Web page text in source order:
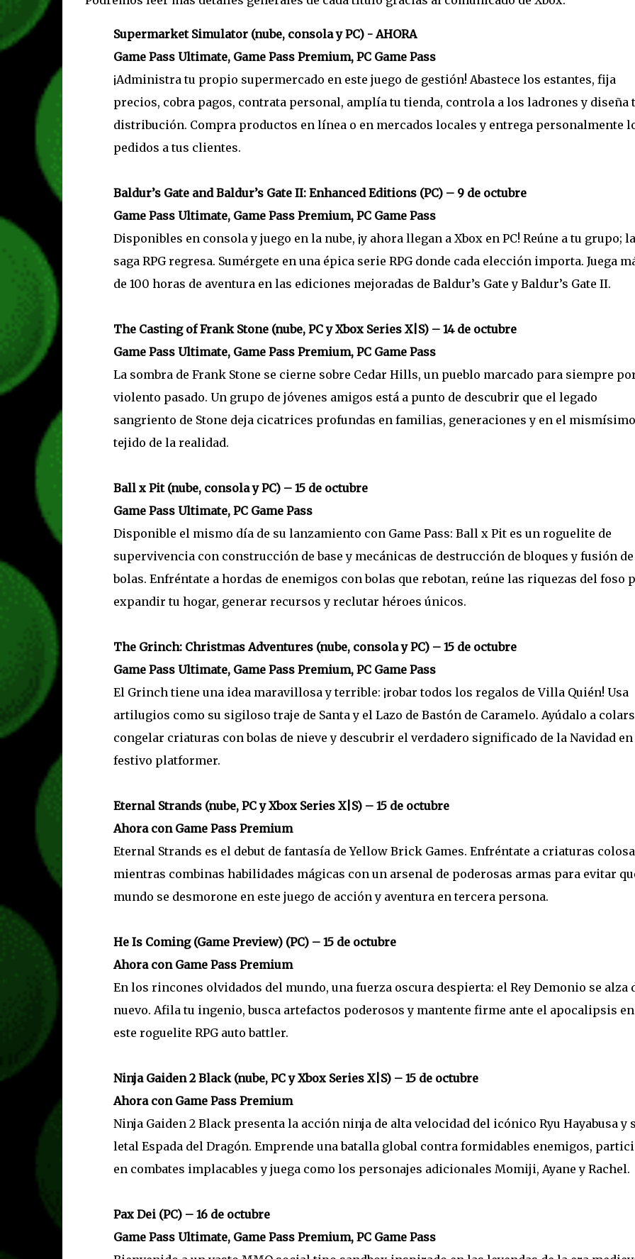
Supermarket Simulator (nube, consola y PC) - AHORA
Game Pass Ultimate, Game Pass Premium, PC Game Pass
¡Administra tu propio supermercado en este juego de gestión! Abastece los estantes, fija
precios, cobra pagos, contrata personal, amplía tu tienda, controla a los ladrones y diseña
distribución. Compra productos en línea o en mercados locales y entrega personalmente
pedidos a tus clientes.
Baldur’s Gate and Baldur’s Gate II: Enhanced Editions (PC) – 9 de octubre
Game Pass Ultimate, Game Pass Premium, PC Game Pass
Disponibles en consola y juego en la nube, ¡y ahora llegan a Xbox en PC! Reúne a tu grupo; la
saga RPG regresa. Sumérgete en una épica serie RPG donde cada elección importa. Juega
de 100 horas de aventura en las ediciones mejoradas de Baldur’s Gate y Baldur’s Gate II.
The Casting of Frank Stone (nube, PC y Xbox Series X|S) – 14 de octubre
Game Pass Ultimate, Game Pass Premium, PC Game Pass
La sombra de Frank Stone se cierne sobre Cedar Hills, un pueblo marcado para siempre
violento pasado. Un grupo de jóvenes amigos está a punto de descubrir que el legado
sangriento de Stone deja cicatrices profundas en familias, generaciones y en el mismísimo
tejido de la realidad.
Ball x Pit (nube, consola y PC) – 15 de octubre
Game Pass Ultimate, PC Game Pass
Disponible el mismo día de su lanzamiento con Game Pass: Ball x Pit es un roguelite de
supervivencia con construcción de base y mecánicas de destrucción de bloques y fusión de
bolas. Enfréntate a hordas de enemigos con bolas que rebotan, reúne las riquezas del foso
expandir tu hogar, generar recursos y reclutar héroes únicos.
The Grinch: Christmas Adventures (nube, consola y PC) – 15 de octubre
Game Pass Ultimate, Game Pass Premium, PC Game Pass
El Grinch tiene una idea maravillosa y terrible: ¡robar todos los regalos de Villa Quién! Usa
artilugios como su sigiloso traje de Santa y el Lazo de Bastón de Caramelo. Ayúdalo a
congelar criaturas con bolas de nieve y descubrir el verdadero significado de la Navidad en
festivo platformer.
Eternal Strands (nube, PC y Xbox Series X|S) – 15 de octubre
Ahora con Game Pass Premium
Eternal Strands es el debut de fantasía de Yellow Brick Games. Enfréntate a criaturas
mientras combinas habilidades mágicas con un arsenal de poderosas armas para evitar
mundo se desmorone en este juego de acción y aventura en tercera persona.
He Is Coming (Game Preview) (PC) – 15 de octubre
Ahora con Game Pass Premium
En los rincones olvidados del mundo, una fuerza oscura despierta: el Rey Demonio se alza
nuevo. Afila tu ingenio, busca artefactos poderosos y mantente firme ante el apocalipsis en
este roguelite RPG auto battler.
Ninja Gaiden 2 Black (nube, PC y Xbox Series X|S) – 15 de octubre
Ahora con Game Pass Premium
Ninja Gaiden 2 Black presenta la acción ninja de alta velocidad del icónico Ryu Hayabusa y
letal Espada del Dragón. Emprende una batalla global contra formidables enemigos,
en combates implacables y juega como los personajes adicionales Momiji, Ayane y Rachel.
Pax Dei (PC) – 16 de octubre
Game Pass Ultimate, Game Pass Premium, PC Game Pass